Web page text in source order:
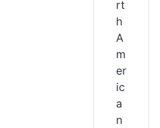
rt
h
A
m
er
ic
a
n